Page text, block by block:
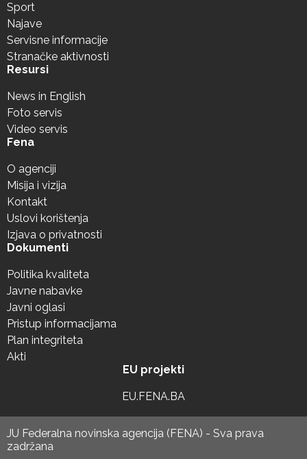
Sport
Najave
Servisne informacije
Stranačke aktivnosti
Resursi
News in English
Foto servis
Video servis
Fena
O agenciji
Misija i vizija
Kontakt
Uslovi korištenja
Izjava o privatnosti
Dokumenti
Politika kvaliteta
Javne nabavke
Javni oglasi
Pristup informacijama
Plan integriteta
Akti
EU projekti
EU.FENA.BA
JU Federalna novinska agencija (FENA) - Sva prava
zadržana